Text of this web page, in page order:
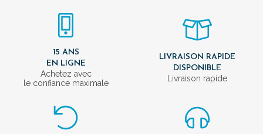
15 ANS
EN LIGNE
Achetez avec
le confiance maximale
LIVRAISON RAPIDE
DISPONIBLE
Livraison rapide